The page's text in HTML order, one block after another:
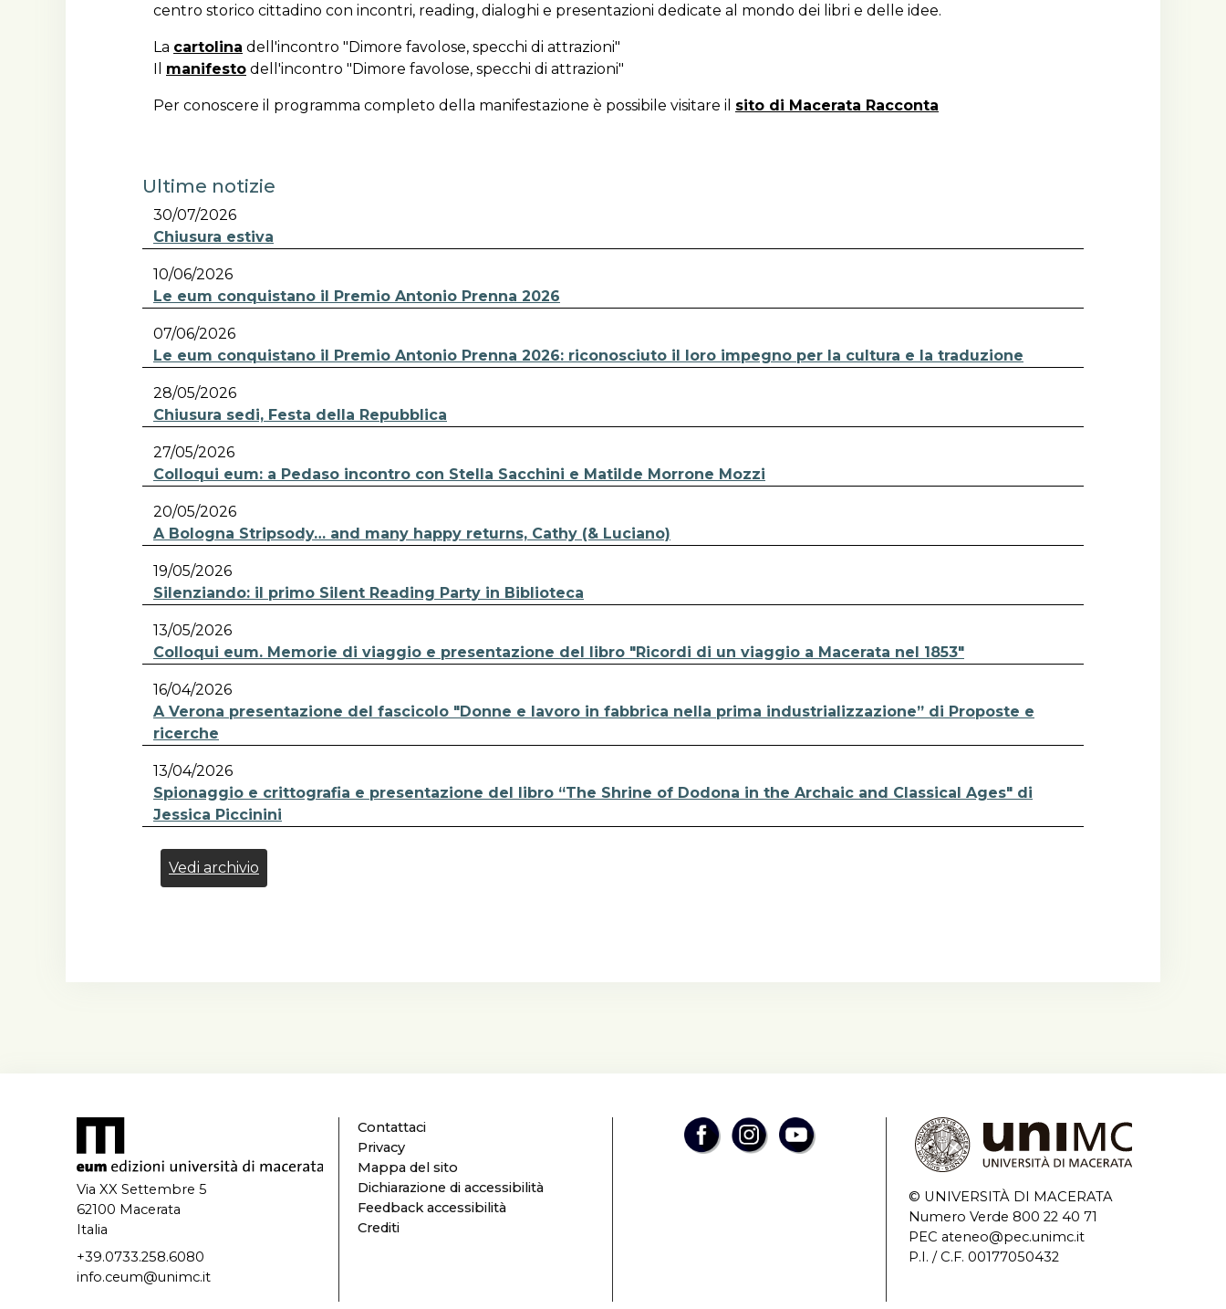
centro storico cittadino con incontri, reading, dialoghi e presentazioni dedicate al mondo dei libri e delle idee.
La cartolina dell'incontro "Dimore favolose, specchi di attrazioni"
Il manifesto dell'incontro "Dimore favolose, specchi di attrazioni"
Per conoscere il programma completo della manifestazione è possibile visitare il sito di Macerata Racconta
Ultime notizie
30/07/2026
Chiusura estiva
10/06/2026
Le eum conquistano il Premio Antonio Prenna 2026
07/06/2026
Le eum conquistano il Premio Antonio Prenna 2026: riconosciuto il loro impegno per la cultura e la traduzione
28/05/2026
Chiusura sedi, Festa della Repubblica
27/05/2026
Colloqui eum: a Pedaso incontro con Stella Sacchini e Matilde Morrone Mozzi
20/05/2026
A Bologna Stripsody… and many happy returns, Cathy (& Luciano)
19/05/2026
Silenziando: il primo Silent Reading Party in Biblioteca
13/05/2026
Colloqui eum. Memorie di viaggio e presentazione del libro "Ricordi di un viaggio a Macerata nel 1853"
16/04/2026
A Verona presentazione del fascicolo "Donne e lavoro in fabbrica nella prima industrializzazione” di Proposte e
ricerche
13/04/2026
Spionaggio e crittografia e presentazione del libro “The Shrine of Dodona in the Archaic and Classical Ages" di
Jessica Piccinini
Vedi archivio
Via XX Settembre 5
62100 Macerata
Italia
+39.0733.258.6080
info.ceum@unimc.it
Contattaci
Privacy
Mappa del sito
Dichiarazione di accessibilità
Feedback accessibilità
Crediti
© UNIVERSITÀ DI MACERATA
Numero Verde 800 22 40 71
PEC ateneo@pec.unimc.it
P.I. / C.F. 00177050432